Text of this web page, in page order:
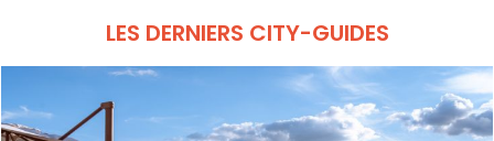
monde entier.
LES DERNIERS CITY-GUIDES